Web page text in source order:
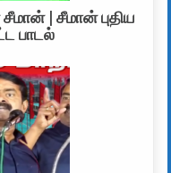
| சீமான் புதிய
பாடல்